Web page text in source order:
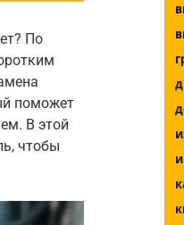
По
поможет
В этой
чтобы